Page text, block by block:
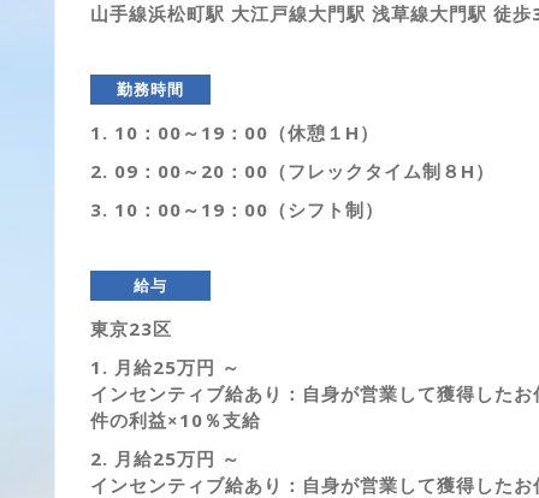
山手線浜松町駅 大江戸線大門駅 浅草線大門駅 徒歩
勤務時間
1. 10：00～19：00（休憩１H）
2. 09：00～20：00（フレックタイム制８H）
3. 10：00～19：00（シフト制）
給与
東京23区
1. 月給25万円 ～
インセンティブ給あり：自身が営業して獲得した
件の利益×10％支給
2. 月給25万円 ～
インセンティブ給あり：自身が営業して獲得した